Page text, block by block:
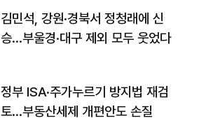
김민석, 강원·경북서 정청래에 신
승…부울경·대구 제외 모두 웃었다
정부 ISA·주가누르기 방지법 재검
토…부동산세제 개편안도 손질